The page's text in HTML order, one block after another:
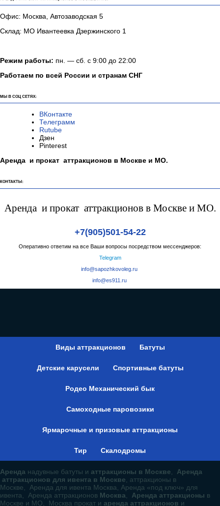
Офис: Москва, Автозаводская 5
Склад: МО Ивантеевка Дзержинского 1
Режим работы: пн. — сб. с 9:00 до 22:00
Работаем по всей России и странам СНГ
МЫ В СОЦ СЕТЯХ:
ВКонтакте
Телеграмм
Rutube
Дзен
Pinterest
Аренда и прокат аттракционов в Москве и МО.
КОНТАКТЫ:
Аренда и прокат аттракционов в Москве и МО.
+7(905)501-54-22
Оперативно ответим на все Ваши вопросы посредством мессенджеров:
Telegram
info@sapozhkovoleg.ru
info@es911.ru
Виды аттракционов Батуты
Детские карусели Спортивные батуты
Родео Механический бык
Самоходные паровозики
Ярмарочные и призовые аттракционы
Тир Скалодромы
Аренда надувные батуты и аттракционы в Москве, Аренда
аттракционов для ивента в Москве, аттракционы в
Москве, Аренда для ивента Москва, Аренда «под ключ» для
ивента, Аренда аттракционов Москва, Аренда аттракционы в
Москве и МО, Москва прокат и аренда аттракционов и